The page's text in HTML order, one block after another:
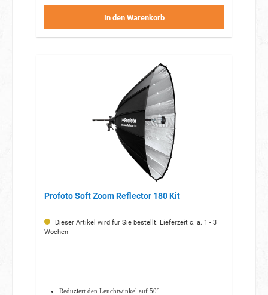
In den Warenkorb
Profoto Soft Zoom Reflector 180 Kit
Dieser Artikel wird für Sie bestellt. Lieferzeit c. a. 1 - 3
Wochen
Reduziert den Leuchtwinkel auf 50°.